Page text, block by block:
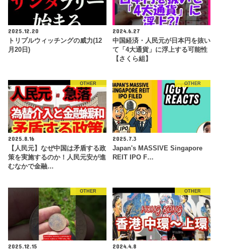
2025.12.20
トリプルウィッチングの威力(12
月20日)
2024.6.27
中国経済・人民元が日本円を抜い
て「4大通貨」に浮上する可能性
【さくら組】
OTHER
2025.8.16
【人民元】なぜ中国は矛盾する政
策を実施するのか！人民元安が進
むなかで金融…
OTHER
2025.7.3
Japan's MASSIVE Singapore
REIT IPO F…
OTHER
2025.12.15
OTHER
2024.4.8